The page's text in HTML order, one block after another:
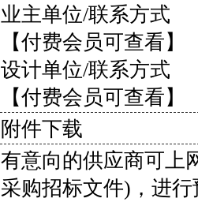
业主单位/联系方式
【付费会员可查看】
设计单位/联系方式
【付费会员可查看】
附件下载
有意向的供应商可上
采购招标文件)，进